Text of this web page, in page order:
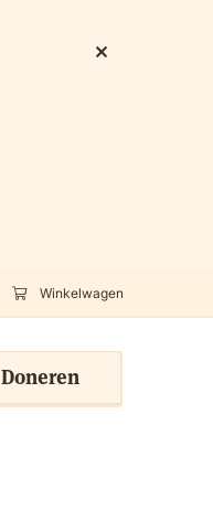
Winkelwagen
Doneren